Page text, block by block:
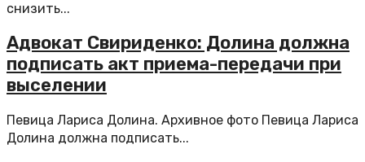
снизить...
Адвокат Свириденко: Долина должна
подписать акт приема-передачи при
выселении
Певица Лариса Долина. Архивное фото Певица Лариса
Долина должна подписать...